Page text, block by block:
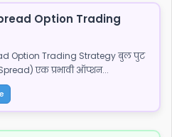
Option Trading
Option Trading Strategy बुल पुट
एक प्रभावी ऑप्शन...